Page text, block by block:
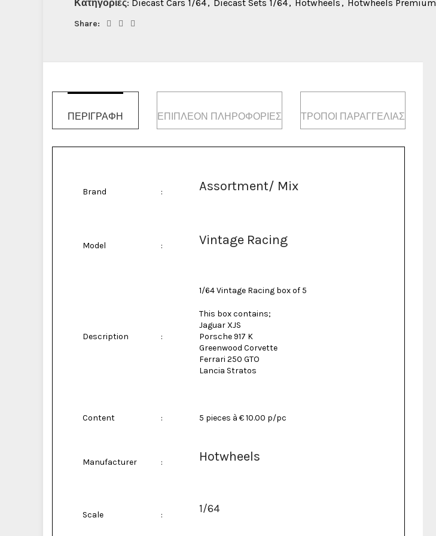
Κατηγορίες: Diecast Cars 1/64, Diecast Sets 1/64, Hotwheels , Hotwheels Premium
Share:
ΠΕΡΙΓΡΑΦΉ ΕΠΙΠΛΈΟΝ ΠΛΗΡΟΦΟΡΊΕΣ ΤΡΌΠΟΙ ΠΑΡΑΓΓΕΛΊΑΣ
Brand : Assortment/ Mix
Model : Vintage Racing
Description :
1/64 Vintage Racing box of 5
This box contains;
Jaguar XJS
Porsche 917 K
Greenwood Corvette
Ferrari 250 GTO
Lancia Stratos
Content : 5 pieces à € 10.00 p/pc
Manufacturer : Hotwheels
Scale : 1/64